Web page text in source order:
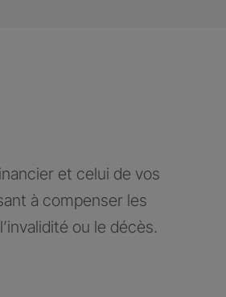
et celui de vos
à compenser les
ou le décès.